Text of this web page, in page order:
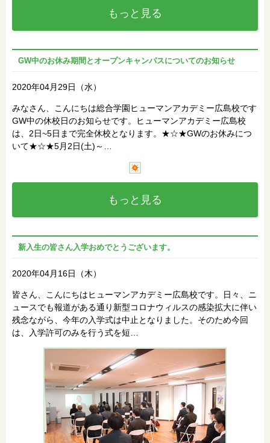
もっと見る
GW中のお休み期間とオープンキャンパスについてのお知らせ
2020年04月29日（水）
みなさん、こんにちは総合学園ヒューマンアカデミー広島校です
GW中の休校日のお知らせです。ヒューマンアカデミー広島校
は、2日~5日まで完全休校となります。★☆★GWのお休みにつ
いて★☆★5月2日(土)～…
もっと見る
新入生の皆さん入学おめでとうございます。
2020年04月16日（木）
皆さん、こんにちはヒューマンアカデミー広島校です。日々、ニ
ュースでも報道がある通り新型コロナウィルスの感染拡大に伴い
残念ながら、今年の入学式は中止となりました。そのため今回
は、入学許可のみを行う式を短…